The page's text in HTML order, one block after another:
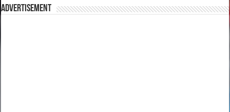
Advertisement